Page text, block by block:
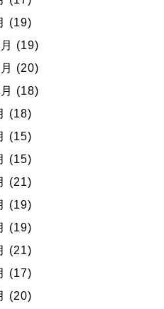
(19)
(19)
(20)
(18)
(18)
(15)
(15)
(21)
(19)
(19)
(21)
(17)
(20)